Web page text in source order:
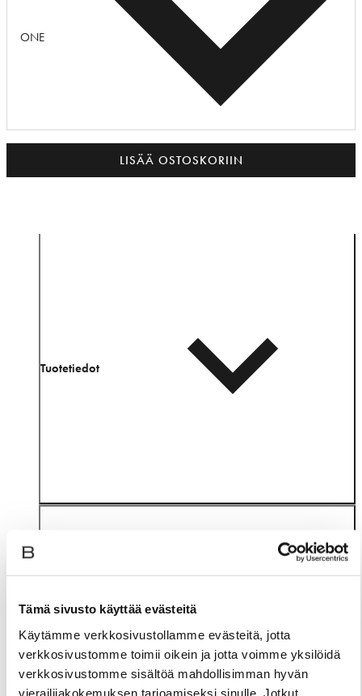
Tämä sivusto käyttää evästeitä
Käytämme verkkosivustollamme evästeitä, jotta
verkkosivustomme toimii oikein ja jotta voimme yksilöidä
verkkosivustomme sisältöä mahdollisimman hyvän
vierailijakokemuksen tarjoamiseksi sinulle. Jotkut
ONE
LISÄÄ OSTOSKORIIN
Tuotetiedot
Materiaali